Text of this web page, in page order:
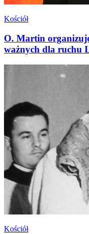
Kościół
O. Martin
ważnych dla ruchu
Kościół